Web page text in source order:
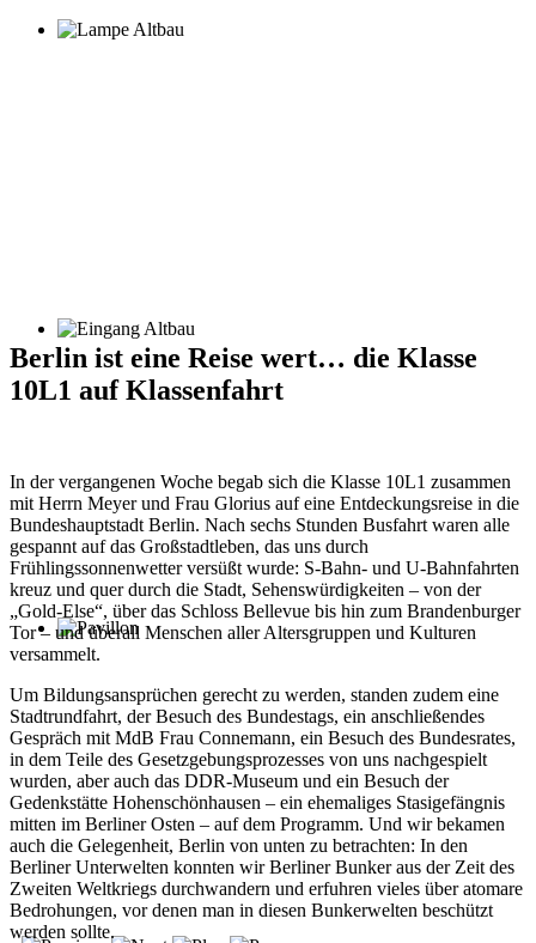
Berlin ist eine Reise wert… die Klasse
10L1 auf Klassenfahrt
In der vergangenen Woche begab sich die Klasse 10L1 zusammen
mit Herrn Meyer und Frau Glorius auf eine Entdeckungsreise in die
Bundeshauptstadt Berlin. Nach sechs Stunden Busfahrt waren alle
gespannt auf das Großstadtleben, das uns durch
Frühlingssonnenwetter versüßt wurde: S-Bahn- und U-Bahnfahrten
kreuz und quer durch die Stadt, Sehenswürdigkeiten – von der
„Gold-Else“, über das Schloss Bellevue bis hin zum Brandenburger
Tor – und überall Menschen aller Altersgruppen und Kulturen
versammelt.
Um Bildungsansprüchen gerecht zu werden, standen zudem eine
Stadtrundfahrt, der Besuch des Bundestags, ein anschließendes
Gespräch mit MdB Frau Connemann, ein Besuch des Bundesrates,
in dem Teile des Gesetzgebungsprozesses von uns nachgespielt
wurden, aber auch das DDR-Museum und ein Besuch der
Gedenkstätte Hohenschönhausen – ein ehemaliges Stasigefängnis
mitten im Berliner Osten – auf dem Programm. Und wir bekamen
auch die Gelegenheit, Berlin von unten zu betrachten: In den
Berliner Unterwelten konnten wir Berliner Bunker aus der Zeit des
Zweiten Weltkriegs durchwandern und erfuhren vieles über atomare
Bedrohungen, vor denen man in diesen Bunkerwelten beschützt
werden sollte.